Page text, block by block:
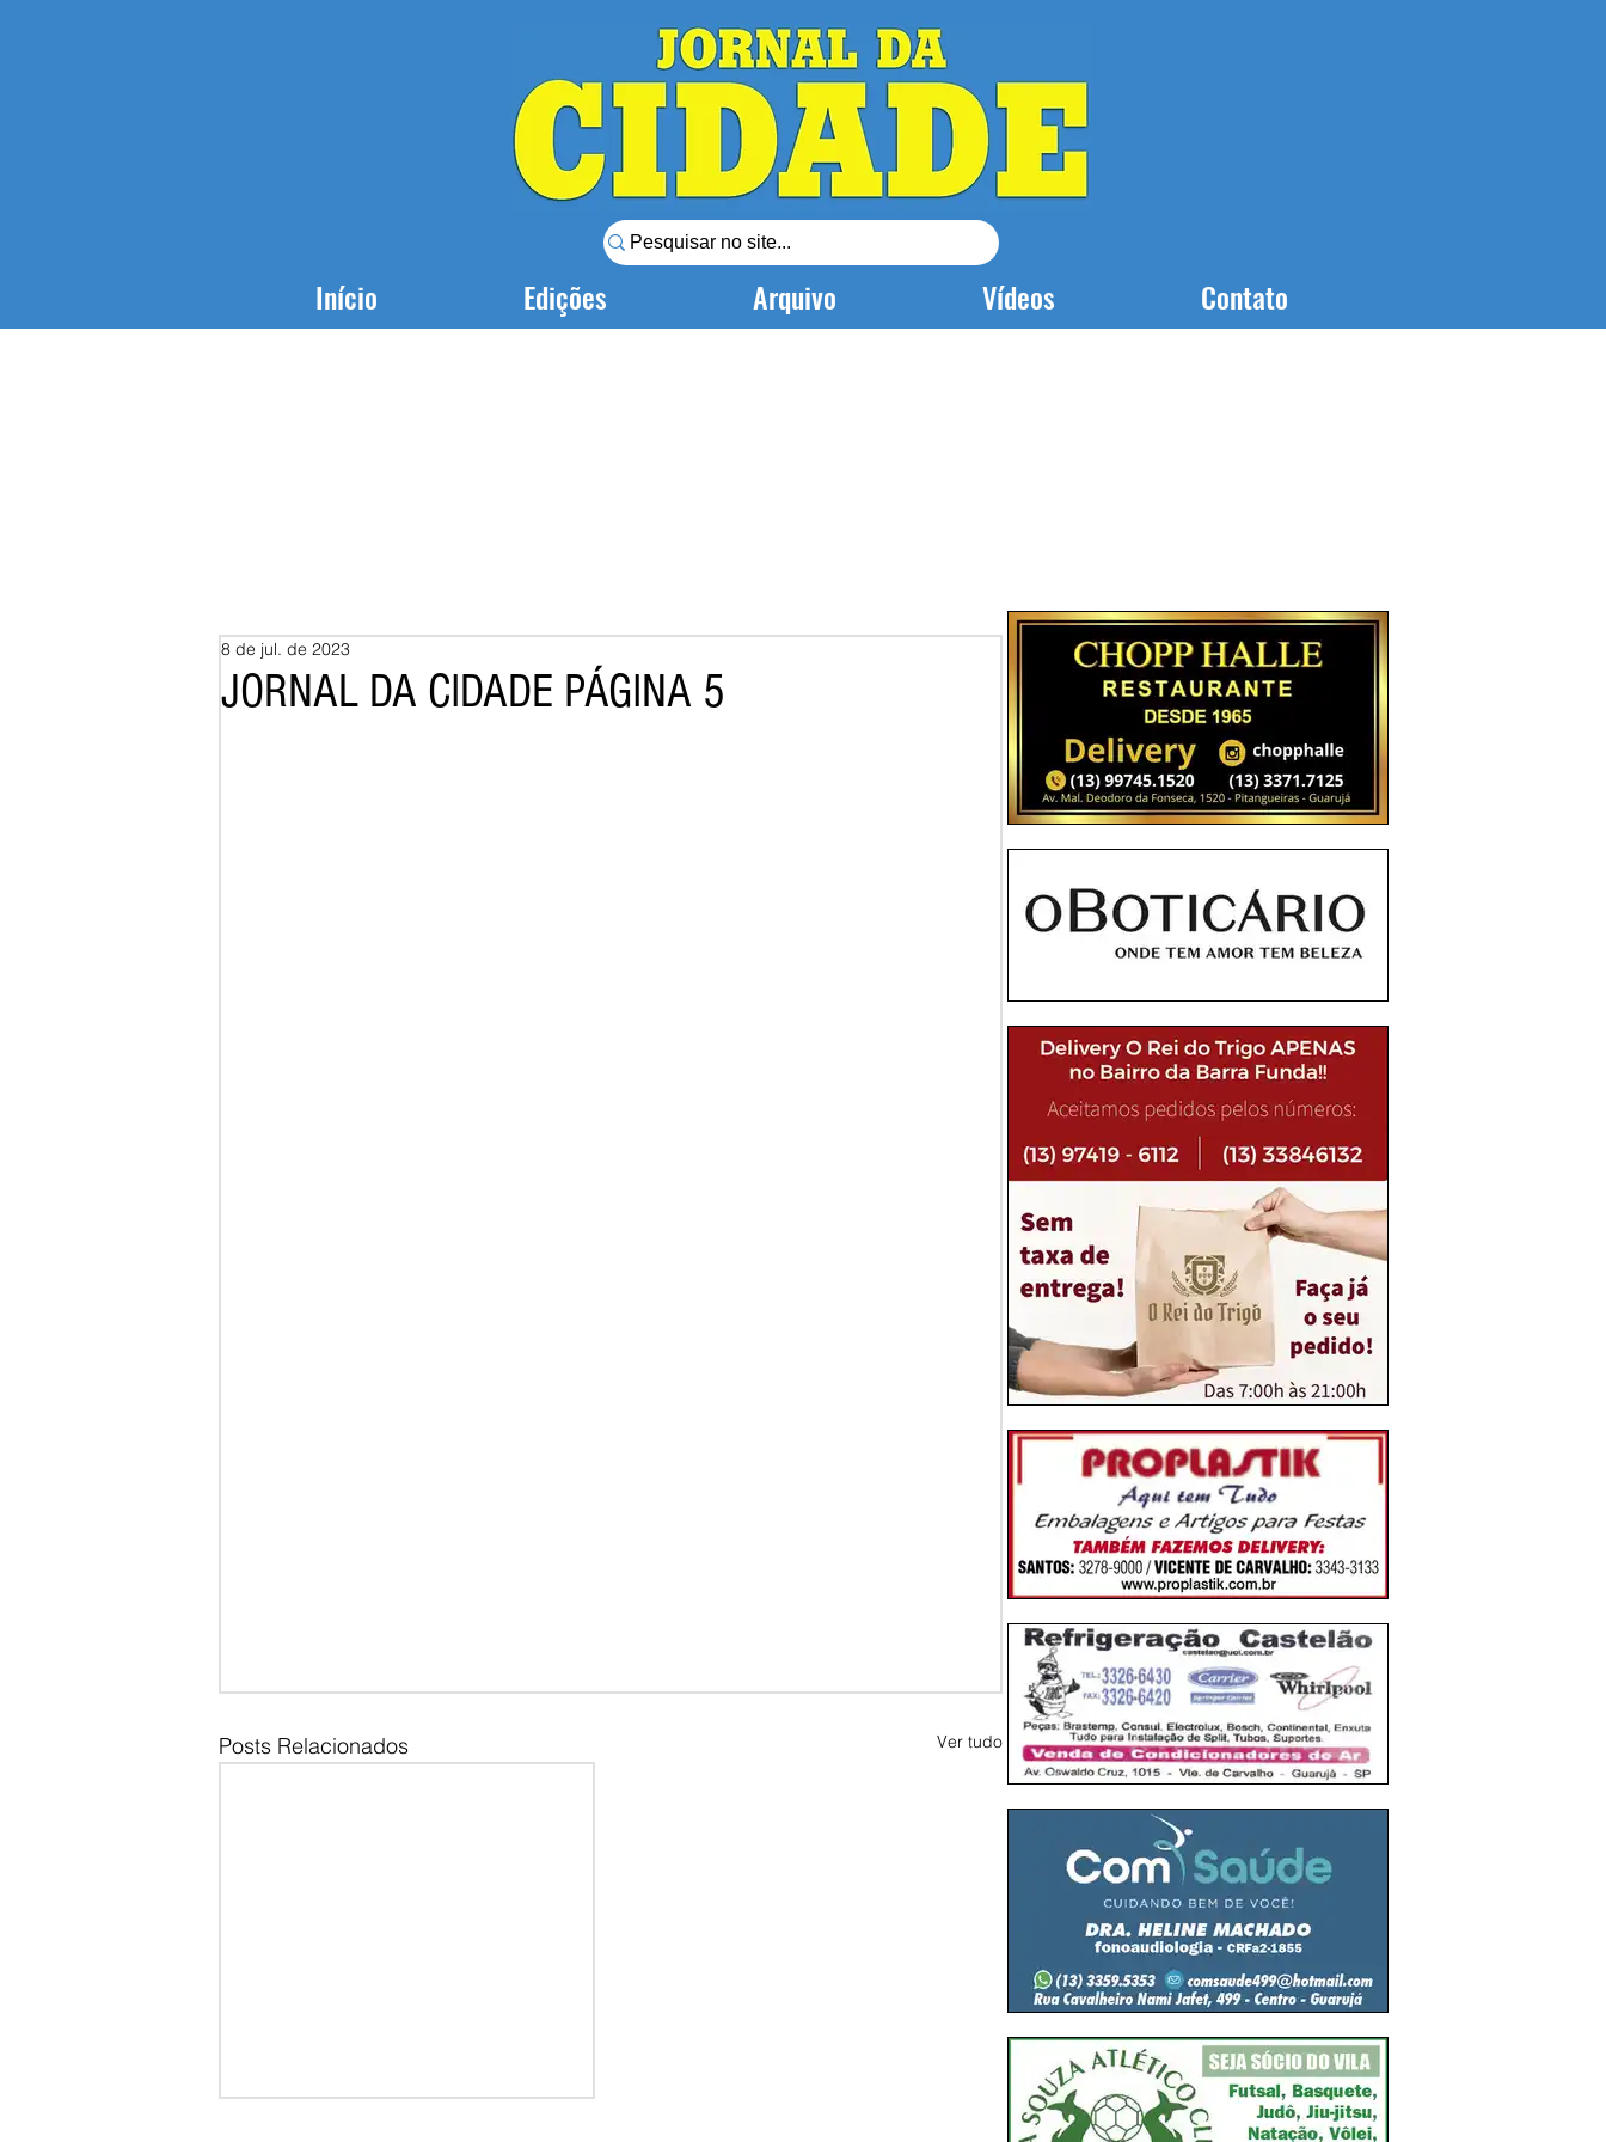
Início Edições Arquivo Vídeos Contato
JORNAL DA CIDADE PÁGINA 5
8 de jul. de 2023
Posts Relacionados Ver tudo